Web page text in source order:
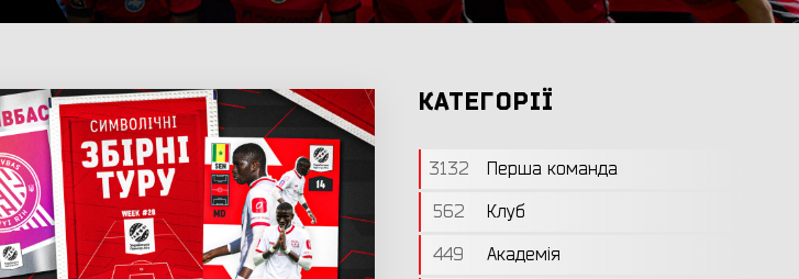
КАТЕГОРІЇ
3132
Перша команда
562
Клуб
449
Академія